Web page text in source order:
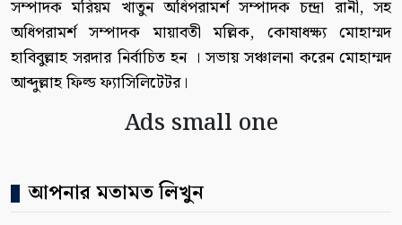
সম্পাদক মরিয়ম খাতুন অধিপরামর্শ সম্পাদক চন্দ্রা রানী, সহ
অধিপরামর্শ সম্পাদক মায়াবতী মল্লিক, কোষাধক্ষ্য মোহাম্মদ
হাবিবুল্লাহ সরদার নির্বাচিত হন । সভায় সঞ্চালনা করেন মোহাম্মদ
আব্দুল্লাহ ফিল্ড ফ্যাসিলিটেটর।
Ads small one
আপনার মতামত লিখুন